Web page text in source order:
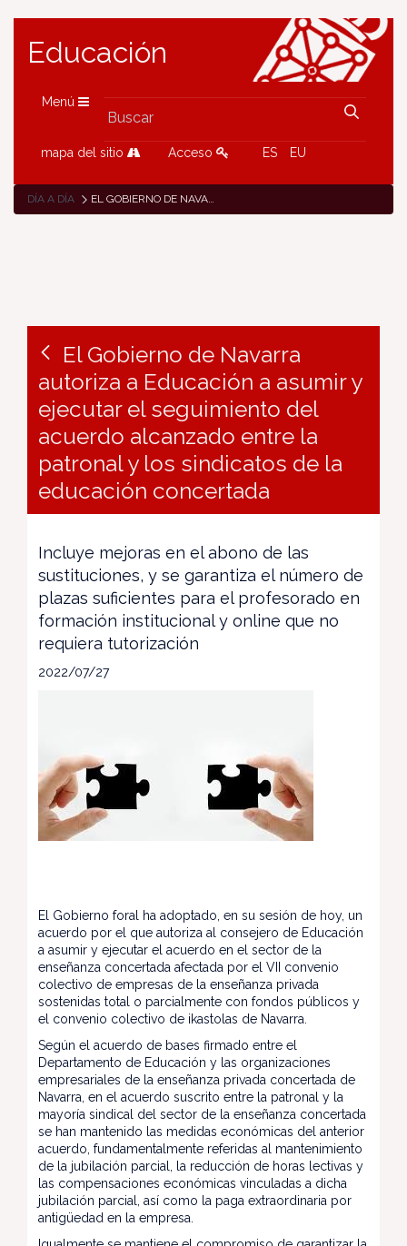
Educación
Menú
mapa del sitio Acceso ES EU
DÍA A DÍA EL GOBIERNO DE NAVARRA AUTORIZA A EDUCACIÓN A ASUMIR Y EJECUTAR EL SEGUIMIENTO DEL ACUERDO ALCANZADO ENTRE LA PATRONAL Y LOS SINDICATOS DE LA EDUCACIÓN CONCERTADA
El Gobierno de Navarra
autoriza a Educación a asumir y
ejecutar el seguimiento del
acuerdo alcanzado entre la
patronal y los sindicatos de la
educación concertada
Incluye mejoras en el abono de las
sustituciones, y se garantiza el número de
plazas suficientes para el profesorado en
formación institucional y online que no
requiera tutorización
2022/07/27
El Gobierno foral ha adoptado, en su sesión de hoy, un
acuerdo por el que autoriza al consejero de Educación
a asumir y ejecutar el acuerdo en el sector de la
enseñanza concertada afectada por el VII convenio
colectivo de empresas de la enseñanza privada
sostenidas total o parcialmente con fondos públicos y
el convenio colectivo de ikastolas de Navarra.
Según el acuerdo de bases firmado entre el
Departamento de Educación y las organizaciones
empresariales de la enseñanza privada concertada de
Navarra, en el acuerdo suscrito entre la patronal y la
mayoría sindical del sector de la enseñanza concertada
se han mantenido las medidas económicas del anterior
acuerdo, fundamentalmente referidas al mantenimiento
de la jubilación parcial, la reducción de horas lectivas y
las compensaciones económicas vinculadas a dicha
jubilación parcial, así como la paga extraordinaria por
antigüedad en la empresa.